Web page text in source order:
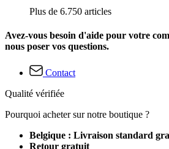
Plus de 6.750 articles
Avez-vous besoin d'aide pour votre
nous poser vos questions.
Contact
Qualité vérifiée
Pourquoi acheter sur notre boutique ?
Belgique : Livraison standard
Retour gratuit